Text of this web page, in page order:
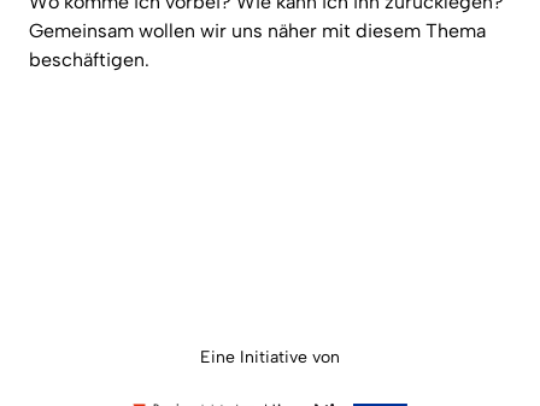
Gemeinsam wollen wir uns näher mit diesem Thema
beschäftigen.
Eine Initiative von